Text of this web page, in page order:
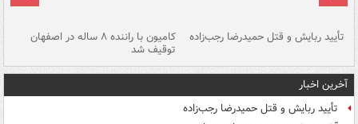
تأیید ربایش و قتل حمیدرضا رجب‌زاده کامیون با راننده ۸ ساله در اصفهان
توقیف شد
آخرین اخبار
تأیید ربایش و قتل حمیدرضا رجب‌زاده